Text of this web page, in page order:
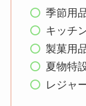
季節用
キッチ
製菓用
夏物特
レジャ